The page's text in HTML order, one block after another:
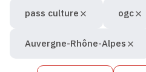
pass culture ogc
Auvergne-Rhône-Alpes